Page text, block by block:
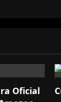
Oficial